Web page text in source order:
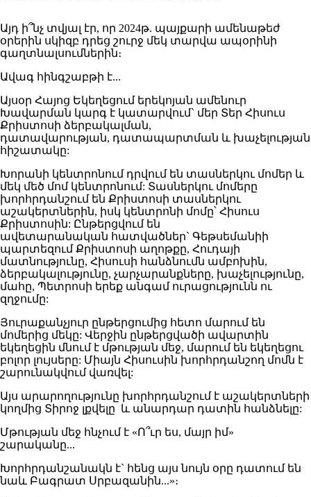
Այդ ի՞նչ տվյալ էր, որ 2024թ. պայքարի ամենաթեժ
օրերին սկիզբ դրեց շուրջ մեկ տարվա ապօրինի
գաղտնալսումներին։
Ավագ հինգշաբթի է...
Այսօր Հայոց Եկեղեցում երեկոյան ամենուր
Խավարման կարգ է կատարվում` մեր Տեր Հիսուս
Քրիստոսի ձերբակալման,
դատավարության, դատապարտման և խաչելության
հիշատակը:
Խորանի կենտրոնում դրվում են տասներկու մոմեր և
մեկ մեծ մոմ կենտրոնում: Տասներկու մոմերը
խորհրդանշում են Քրիստոսի տասներկու
աշակերտներին, իսկ կենտրոնի մոմը՝ Հիսուս
Քրիստոսին: Ընթերցվում են
ավետարանական հատվածներ` Գեթսեմանիի
պարտեզում Քրիստոսի աղոթքը, Հուդայի
մատնությունը, Հիսուսի հանձնումն ամբոխին,
ձերբակալությունը, չարչարանքները, խաչելությունը,
մահը, Պետրոսի երեք անգամ ուրացությունն ու
զղջումը:
Յուրաքանչյուր ընթերցումից հետո մարում են
մոմերից մեկը: Վերջին ընթերցվածի ավարտին
եկեղեցին մնում է մթության մեջ, մարում են եկեղեցու
բոլոր լույսերը: Միայն Հիսուսին խորհրդանշող մոմն է
շարունակվում վառվել:
Այս արարողությունը խորհրդանշում է աշակերտների
կողմից Տիրոջ լքվելը և անարդար դատին հանձնելը:
Մթության մեջ հնչում է «Ո՞ւր ես, մայր իմ»
շարականը...
Խորհրդանշանակն է` հենց այս նույն օրը դատում են
նաև Բագրատ Սրբազանին...»։